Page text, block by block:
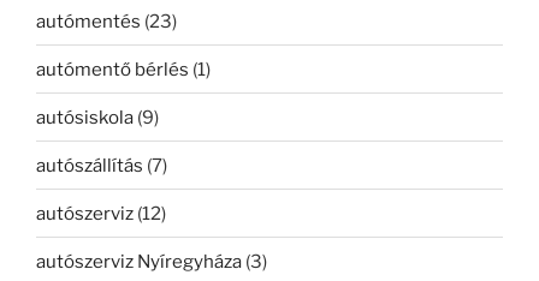
autómentés (23)
autómentő bérlés (1)
autósiskola (9)
autószállítás (7)
autószerviz (12)
autószerviz Nyíregyháza (3)